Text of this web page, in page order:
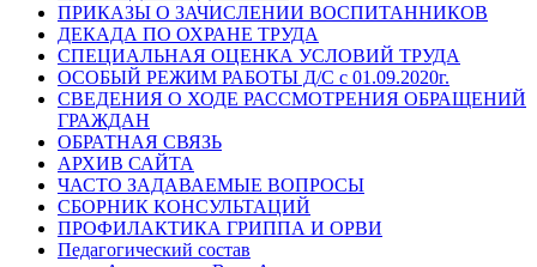
ПРИКАЗЫ О ЗАЧИСЛЕНИИ ВОСПИТАННИКОВ
ДЕКАДА ПО ОХРАНЕ ТРУДА
СПЕЦИАЛЬНАЯ ОЦЕНКА УСЛОВИЙ ТРУДА
ОСОБЫЙ РЕЖИМ РАБОТЫ Д/С с 01.09.2020г.
СВЕДЕНИЯ О ХОДЕ РАССМОТРЕНИЯ ОБРАЩЕНИЙ
ГРАЖДАН
ОБРАТНАЯ СВЯЗЬ
АРХИВ САЙТА
ЧАСТО ЗАДАВАЕМЫЕ ВОПРОСЫ
СБОРНИК КОНСУЛЬТАЦИЙ
ПРОФИЛАКТИКА ГРИППА И ОРВИ
Педагогический состав